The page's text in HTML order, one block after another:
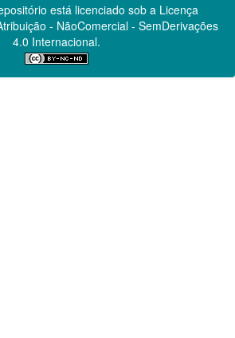
está licenciado sob a Licença
- NãoComercial - SemDerivações
4.0 Internacional.